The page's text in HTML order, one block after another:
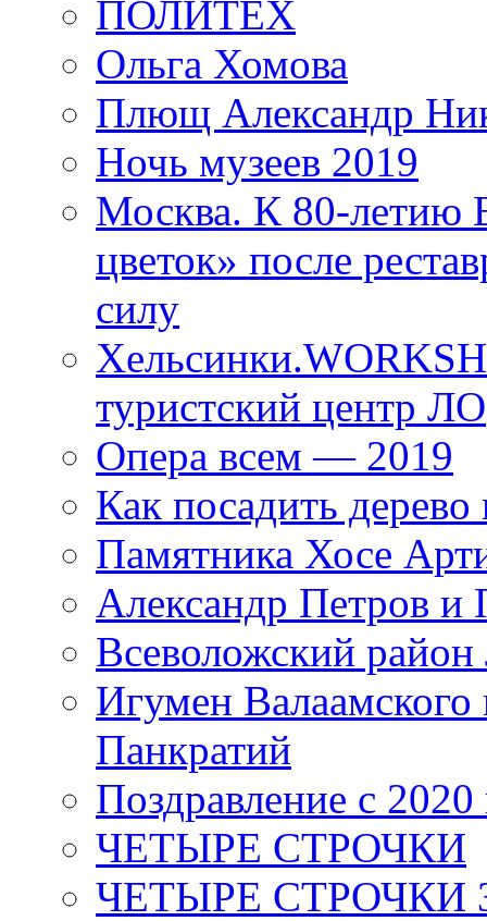
ПОЛИТЕХ
Ольга Хомова
Плющ Александр
Ночь музеев 2019
Москва. К 80-
цветок» после
силу
туристский центр ЛО
Опера всем — 2019
Как посадить дерево
Памятника Хосе
Александр Петров и
Всеволожский район
Игумен
Панкратий
Поздравление с 2020
ЧЕТЫРЕ СТРОЧКИ
ЧЕТЫРЕ СТРОЧКИ 3